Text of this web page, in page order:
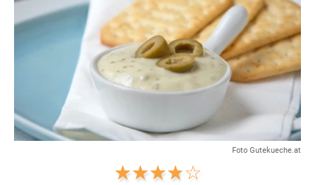
Foto Gutekueche.at